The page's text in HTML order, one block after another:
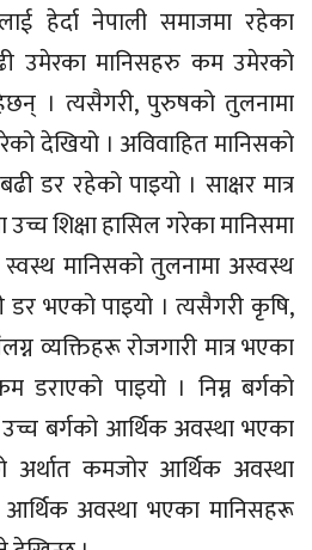
हेर्दा नेपाली समाजमा रहेका
उमेरका मानिसहरु कम उमेरको
। त्यसैगरी, पुरुषको तुलनामा
देखियो । अविवाहित मानिसको
डर रहेको पाइयो । साक्षर मात्र
शिक्षा हासिल गरेका मानिसमा
मानिसको तुलनामा अस्वस्थ
भएको पाइयो । त्यसैगरी कृषि,
व्यक्तिहरू रोजगारी मात्र भएका
डराएको पाइयो । निम्न बर्गको
बर्गको आर्थिक अवस्था भएका
अर्थात कमजोर आर्थिक अवस्था
आर्थिक अवस्था भएका मानिसहरू